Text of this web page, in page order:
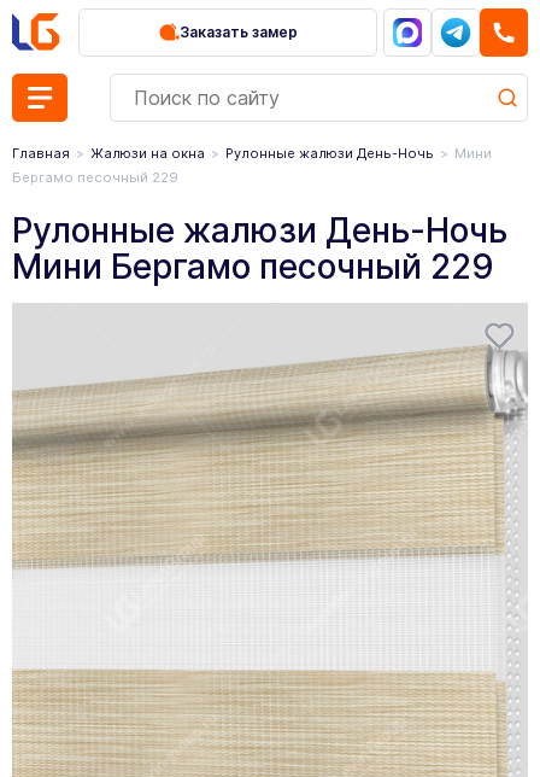
Заказать замер
Главная Жалюзи на окна Рулонные жалюзи День-Ночь
Мини
Бергамо песочный 229
Рулонные жалюзи День-Ночь
Мини Бергамо песочный 229